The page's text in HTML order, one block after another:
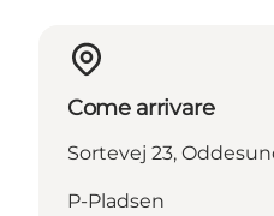
Come arrivare
Sortevej 23,
P-Pladsen